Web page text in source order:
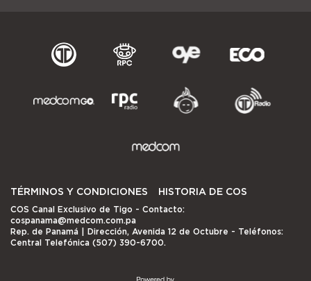
TÉRMINOS Y CONDICIONES HISTORIA DE COS
COS Canal Exclusivo de Tigo - Contacto:
cospanama@medcom.com.pa
Rep. de Panamá | Dirección, Avenida 12 de Octubre - Teléfonos:
Central Telefónica (507) 390-6700.